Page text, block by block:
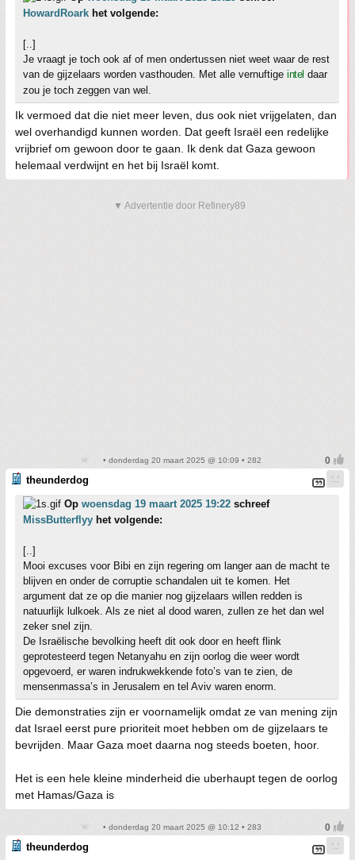
HowardRoark het volgende:
[..]
Je vraagt je toch ook af of men ondertussen niet weet waar de rest
van de gijzelaars worden vasthouden. Met alle vernuftige intel daar
zou je toch zeggen van wel.
Ik vermoed dat die niet meer leven, dus ook niet vrijgelaten, dan
wel overhandigd kunnen worden. Dat geeft Israël een redelijke
vrijbrief om gewoon door te gaan. Ik denk dat Gaza gewoon
helemaal verdwijnt en het bij Israël komt.
▼ Advertentie door Refinery89
• donderdag 20 maart 2025 @ 10:09 • 282
theunderdog
Op woensdag 19 maart 2025 19:22 schreef
MissButterflyy het volgende:
[..]
Mooi excuses voor Bibi en zijn regering om langer aan de macht te
blijven en onder de corruptie schandalen uit te komen. Het
argument dat ze op die manier nog gijzelaars willen redden is
natuurlijk lulkoek. Als ze niet al dood waren, zullen ze het dan wel
zeker snel zijn.
De Israëlische bevolking heeft dit ook door en heeft flink
geprotesteerd tegen Netanyahu en zijn oorlog die weer wordt
opgevoerd, er waren indrukwekkende foto’s van te zien, de
mensenmassa’s in Jerusalem en tel Aviv waren enorm.
Die demonstraties zijn er voornamelijk omdat ze van mening zijn
dat Israel eerst pure prioriteit moet hebben om de gijzelaars te
bevrijden. Maar Gaza moet daarna nog steeds boeten, hoor.
Het is een hele kleine minderheid die uberhaupt tegen de oorlog
met Hamas/Gaza is
• donderdag 20 maart 2025 @ 10:12 • 283
theunderdog